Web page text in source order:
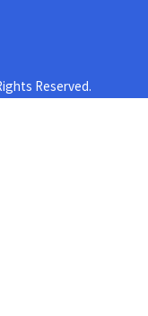
Reserved.